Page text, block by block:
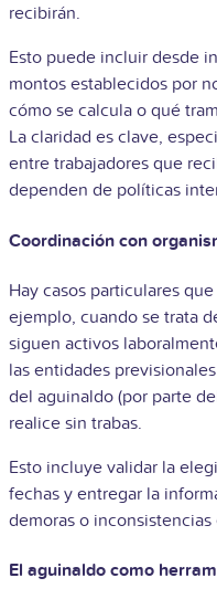
recibirán.
Esto puede incluir desde
montos establecidos por
cómo se calcula o qué
La claridad es clave,
entre trabajadores que
dependen de políticas
Coordinación con
Hay casos particulares
ejemplo, cuando se trata
siguen activos
las entidades
del aguinaldo (por parte
realice sin trabas.
Esto incluye validar la
fechas y entregar la
demoras o
El aguinaldo como